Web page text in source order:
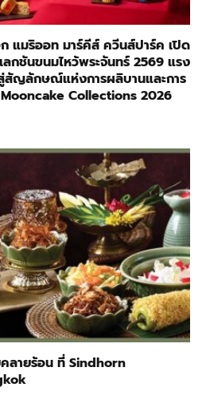
แมริออท มาร์คีส์ ควีนส์ปาร์ค เปิด
กชันขนมไหว้พระจันทร์ 2569 แรง
สัญลักษณ์แห่งการผลิบานและการ
Collections 2026
ลายร้อน ที่ Sindhorn